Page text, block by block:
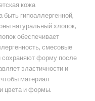
кожа
быть гипоаллергенной,
натуральный хлопок,
обеспечивает
смесовые
сохраняют форму после
эластичности и
материал
цвета и формы.